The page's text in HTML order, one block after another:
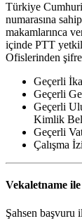
Türkiye
numarasına
makamlarınca
içinde PTT
Ofislerinden
Geçerli
Geçerli
Geçerli
Kimlik
Geçerli
Çalışma
Vekaletname
Şahsen başvuru